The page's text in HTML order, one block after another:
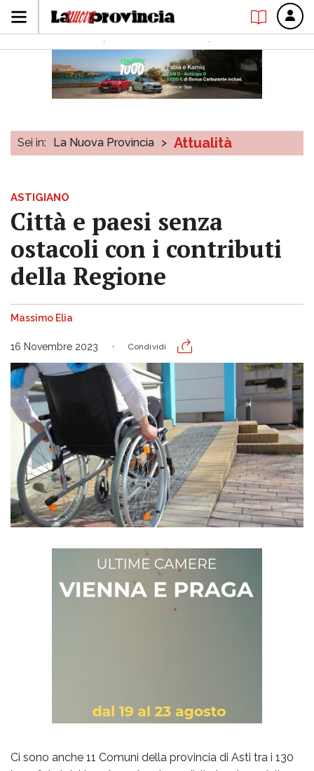
Sei in: La Nuova Provincia > Attualità
ASTIGIANO
Città e paesi senza
ostacoli con i contributi
della Regione
Massimo Elia
16 Novembre 2023 Condividi
Ci sono anche 11 Comuni della provincia di Asti tra i 130